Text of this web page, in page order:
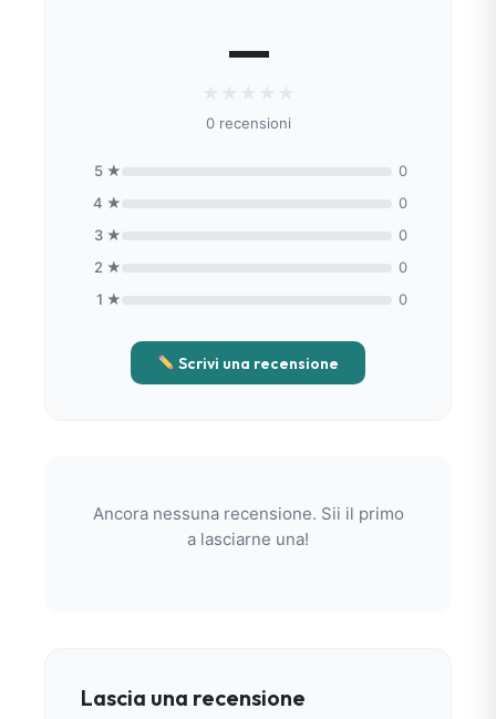
—
0 recensioni
5 ★
0
4 ★
0
3 ★
0
2 ★
0
1 ★
0
Scrivi una recensione
Ancora nessuna recensione. Sii il primo
a lasciarne una!
Lascia una recensione